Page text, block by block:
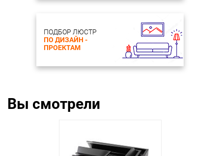
ПОДБОР ЛЮСТР
ПО ДИЗАЙН -
ПРОЕКТАМ
Вы смотрели